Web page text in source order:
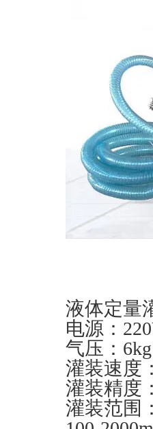
液体定量
电源：
气压：6kg
灌装速度
灌装精度
灌装范围